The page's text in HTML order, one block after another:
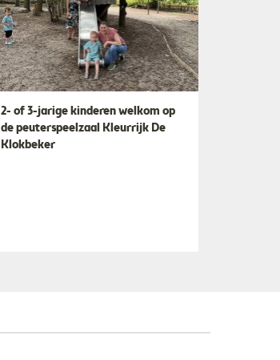
2- of 3-jarige kinderen welkom op
de peuterspeelzaal Kleurrijk De
Klokbeker